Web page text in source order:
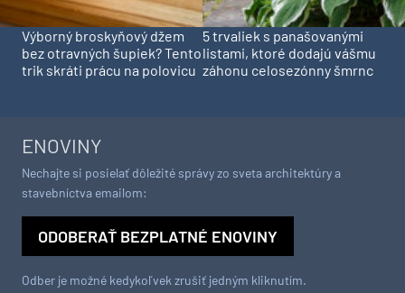
Výborný broskyňový džem
bez otravných šupiek? Tento
trik skráti prácu na polovicu
5 trvaliek s panašovanými
listami, ktoré dodajú vášmu
záhonu celosezónny šmrnc
ENOVINY
Nechajte si posielať dôležité správy zo sveta architektúry a
stavebníctva emailom:
ODOBERAŤ BEZPLATNÉ ENOVINY
Odber je možné kedykoľvek zrušiť jedným kliknutím.